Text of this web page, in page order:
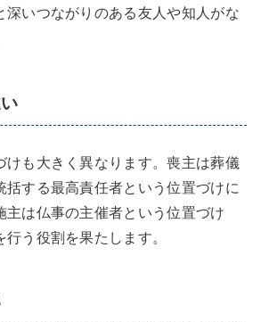
深いつながりのある友人や知人がな
けも大きく異なります。喪主は葬儀
括する最高責任者という位置づけに
主は仏事の主催者という位置づけ
う役割を果たします。